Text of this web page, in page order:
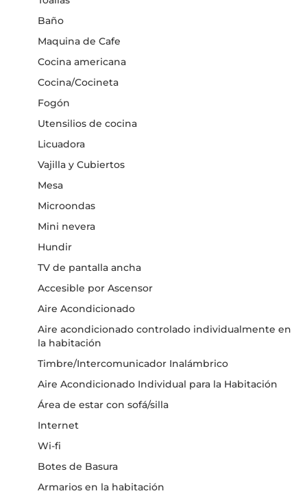
Baño
Maquina de Cafe
Cocina americana
Cocina/Cocineta
Fogón
Utensilios de cocina
Licuadora
Vajilla y Cubiertos
Mesa
Microondas
Mini nevera
Hundir
TV de pantalla ancha
Accesible por Ascensor
Aire Acondicionado
Aire acondicionado controlado individualmente en
la habitación
Timbre/Intercomunicador Inalámbrico
Aire Acondicionado Individual para la Habitación
Área de estar con sofá/silla
Internet
Wi-fi
Botes de Basura
Armarios en la habitación